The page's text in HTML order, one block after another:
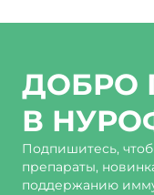
ДОБРО
В
Подпишитесь,
препараты,
поддержанию